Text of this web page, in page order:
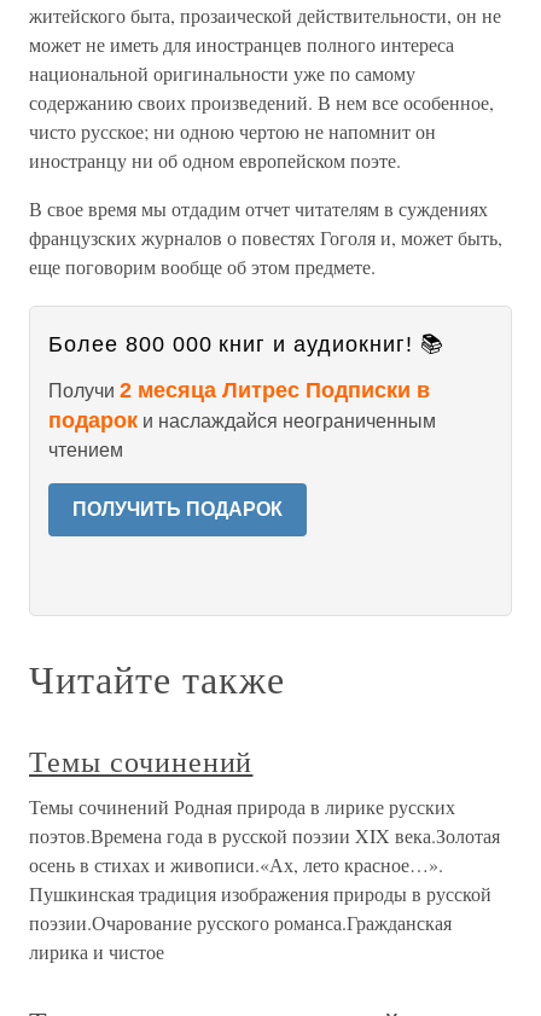
житейского быта, прозаической действительности, он не
может не иметь для иностранцев полного интереса
национальной оригинальности уже по самому
содержанию своих произведений. В нем все особенное,
чисто русское; ни одною чертою не напомнит он
иностранцу ни об одном европейском поэте.
В свое время мы отдадим отчет читателям в суждениях
французских журналов о повестях Гоголя и, может быть,
еще поговорим вообще об этом предмете.
Более 800 000 книг и аудиокниг! 📚
Получи 2 месяца Литрес Подписки в
подарок и наслаждайся неограниченным
чтением
ПОЛУЧИТЬ ПОДАРОК
Читайте также
Темы сочинений
Темы сочинений Родная природа в лирике русских
поэтов.Времена года в русской поэзии XIX века.Золотая
осень в стихах и живописи.«Ах, лето красное…».
Пушкинская традиция изображения природы в русской
поэзии.Очарование русского романса.Гражданская
лирика и чистое